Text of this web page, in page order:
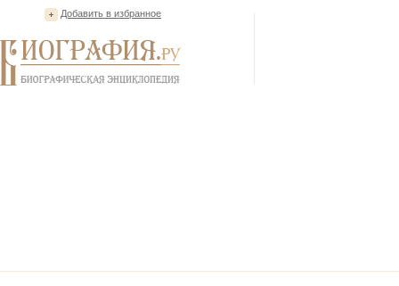
Добавить в избранное